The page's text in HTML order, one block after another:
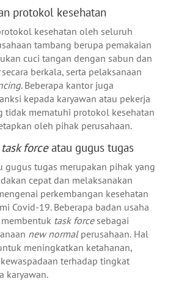
protokol kesehatan
kesehatan oleh seluruh
tambang berupa pemakaian
cuci tangan dengan sabun dan
berkala, serta pelaksanaan
. Beberapa kantor juga
kepada karyawan atau pekerja
tidak mematuhi protokol kesehatan
oleh pihak perusahaan.
task forceatau gugus tugas
gugus tugas merupakan pihak yang
cepat dan melaksanakan
perkembangan kesehatan
Covid-19. Beberapa badan usaha
task forcesebagai
new normalperusahaan. Hal
meningkatkan ketahanan,
terhadap tingkat
karyawan.